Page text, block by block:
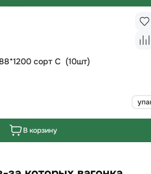
сорт С (10шт)
В корзину